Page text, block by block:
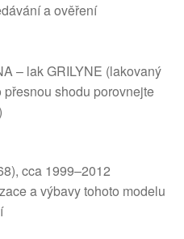
a ověření
– lak GRILYNE (lakovaný
shodu porovnejte
cca 1999–2012
a výbavy tohoto modelu